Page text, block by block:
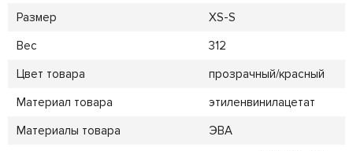
Размер
XS-S
Вес
312
Цвет товара
прозрачный/красный
Материал товара
этиленвинилацетат
Материалы товара
ЭВА